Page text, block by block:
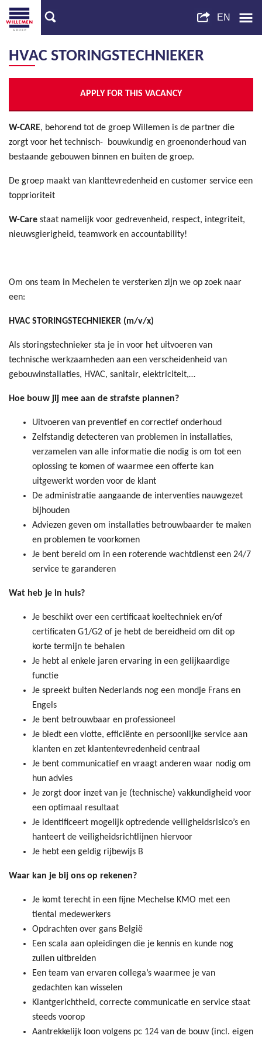
HVAC STORINGSTECHNIEKER
APPLY FOR THIS VACANCY
W-CARE, behorend tot de groep Willemen is de partner die
zorgt voor het technisch- bouwkundig en groenonderhoud van
bestaande gebouwen binnen en buiten de groep.
De groep maakt van klanttevredenheid en customer service een
topprioriteit
W-Care staat namelijk voor gedrevenheid, respect, integriteit,
nieuwsgierigheid, teamwork en accountability!
Om ons team in Mechelen te versterken zijn we op zoek naar
een:
HVAC STORINGSTECHNIEKER (m/v/x)
Als storingstechnieker sta je in voor het uitvoeren van
technische werkzaamheden aan een verscheidenheid van
gebouwinstallaties, HVAC, sanitair, elektriciteit,…
Hoe bouw jij mee aan de strafste plannen?
Uitvoeren van preventief en correctief onderhoud
Zelfstandig detecteren van problemen in installaties,
verzamelen van alle informatie die nodig is om tot een
oplossing te komen of waarmee een offerte kan
uitgewerkt worden voor de klant
De administratie aangaande de interventies nauwgezet
bijhouden
Adviezen geven om installaties betrouwbaarder te maken
en problemen te voorkomen
Je bent bereid om in een roterende wachtdienst een 24/7
service te garanderen
Wat heb je in huis?
Je beschikt over een certificaat koeltechniek en/of
certificaten G1/G2 of je hebt de bereidheid om dit op
korte termijn te behalen
Je hebt al enkele jaren ervaring in een gelijkaardige
functie
Je spreekt buiten Nederlands nog een mondje Frans en
Engels
Je bent betrouwbaar en professioneel
Je biedt een vlotte, efficiënte en persoonlijke service aan
klanten en zet klantentevredenheid centraal
Je bent communicatief en vraagt anderen waar nodig om
hun advies
Je zorgt door inzet van je (technische) vakkundigheid voor
een optimaal resultaat
Je identificeert mogelijk optredende veiligheidsrisico’s en
hanteert de veiligheidsrichtlijnen hiervoor
Je hebt een geldig rijbewijs B
Waar kan je bij ons op rekenen?
Je komt terecht in een fijne Mechelse KMO met een
tiental medewerkers
Opdrachten over gans België
Een scala aan opleidingen die je kennis en kunde nog
zullen uitbreiden
Een team van ervaren collega’s waarmee je van
gedachten kan wisselen
Klantgerichtheid, correcte communicatie en service staat
steeds voorop
Aantrekkelijk loon volgens pc 124 van de bouw (incl. eigen